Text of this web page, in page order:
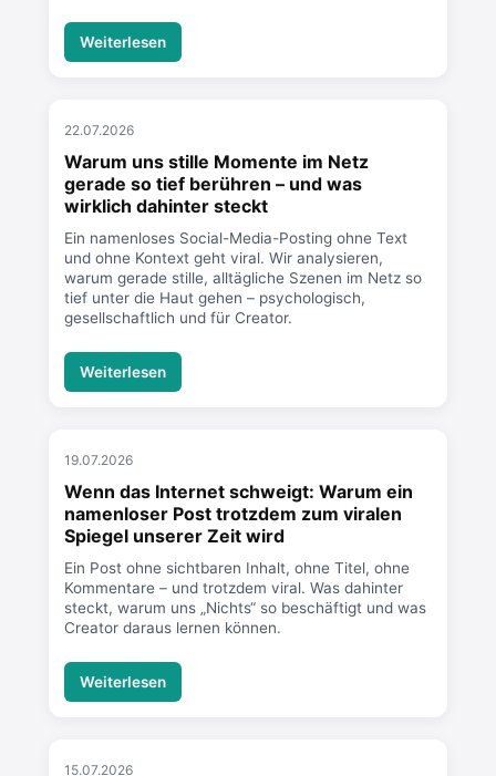
Weiterlesen
22.07.2026
Warum uns stille Momente im Netz
gerade so tief berühren – und was
wirklich dahinter steckt
Ein namenloses Social-Media-Posting ohne Text
und ohne Kontext geht viral. Wir analysieren,
warum gerade stille, alltägliche Szenen im Netz so
tief unter die Haut gehen – psychologisch,
gesellschaftlich und für Creator.
Weiterlesen
19.07.2026
Wenn das Internet schweigt: Warum ein
namenloser Post trotzdem zum viralen
Spiegel unserer Zeit wird
Ein Post ohne sichtbaren Inhalt, ohne Titel, ohne
Kommentare – und trotzdem viral. Was dahinter
steckt, warum uns „Nichts“ so beschäftigt und was
Creator daraus lernen können.
Weiterlesen
15.07.2026